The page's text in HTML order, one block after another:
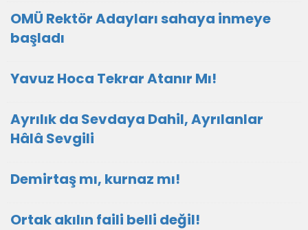
OMÜ Rektör Adayları sahaya inmeye
başladı
Yavuz Hoca Tekrar Atanır Mı!
Ayrılık da Sevdaya Dahil, Ayrılanlar
Hâlâ Sevgili
Demirtaş mı, kurnaz mı!
Ortak akılın faili belli değil!